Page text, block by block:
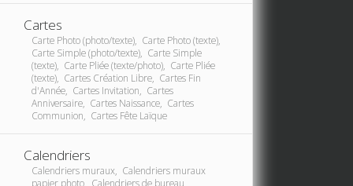
Cartes
Carte Photo (photo/texte), Carte Photo (texte),
Carte Simple (photo/texte), Carte Simple
(texte), Carte Pliée (texte/photo), Carte Pliée
(texte), Cartes Création Libre, Cartes Fin
d'Année, Cartes Invitation, Cartes
Anniversaire, Cartes Naissance, Cartes
Communion, Cartes Fête Laïque
Calendriers
Calendriers muraux, Calendriers muraux
papier photo, Calendriers de bureau